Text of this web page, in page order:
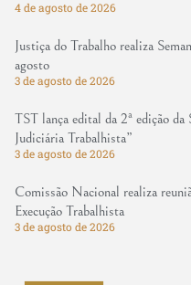
4 de agosto de 2026
Justiça do Trabalho realiza
agosto
3 de agosto de 2026
TST lança edital da 2ª edição
Judiciária Trabalhista”
3 de agosto de 2026
Comissão Nacional realiza
Execução Trabalhista
3 de agosto de 2026